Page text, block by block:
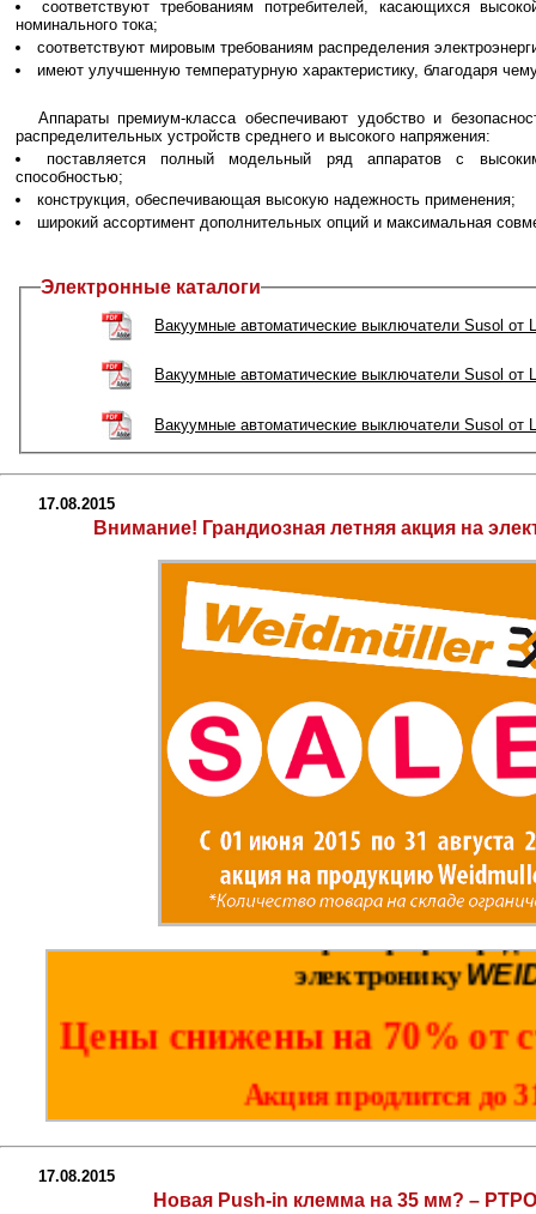
соответствуют требованиям потребителей, касающихся
номинального тока;
соответствуют мировым требованиям распределения
имеют улучшенную температурную характеристику, благодаря
Аппараты премиум-класса обеспечивают удобство и
распределительных устройств среднего и высокого напряжения:
поставляется полный модельный ряд аппаратов с
способностью;
конструкция, обеспечивающая высокую надежность применения;
широкий ассортимент дополнительных опций и максимальная
Электронные каталоги
Вакуумные автоматические выключатели Susol от
Вакуумные автоматические выключатели Susol от
Вакуумные автоматические выключатели Susol от
17.08.2015
Внимание! Грандиозная летняя акция на
Компания Электро-Профи
электронику
Цены снижены на 70% от
О наличии товара на складе уточняйте
17.08.2015
Новая Push-in клемма на 35 мм? –